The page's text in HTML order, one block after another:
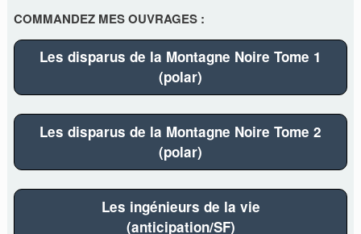
COMMANDEZ MES OUVRAGES :
Les disparus de la Montagne Noire Tome 1
(polar)
Les disparus de la Montagne Noire Tome 2
(polar)
Les ingénieurs de la vie
(anticipation/SF)